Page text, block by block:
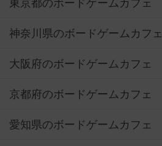
東京都のボードゲームカフェ
神奈川県のボードゲームカフェ
大阪府のボードゲームカフェ
京都府のボードゲームカフェ
愛知県のボードゲームカフェ